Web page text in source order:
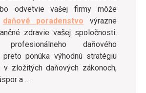
odvetvie vašej firmy môže
daňové poradenstvo výrazne
zdravie vašej spoločnosti.
profesionálneho daňového
preto ponúka výhodnú stratégiu
v zložitých daňových zákonoch,
a …